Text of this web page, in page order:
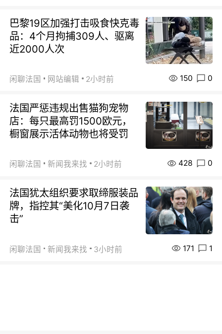
巴黎19区加强打击吸食快克毒
品：4个月拘捕309人、驱离
近2000人次
闲聊法国 网站编辑 2小时前 150 0
法国严惩违规出售猫狗宠物
店：每只最高罚1500欧元，
橱窗展示活体动物也将受罚
闲聊法国 新闻我来找 2小时前 428 0
法国犹太组织要求取缔服装品
牌，指控其“美化10月7日袭
击”
闲聊法国 新闻我来找 3小时前 171 1